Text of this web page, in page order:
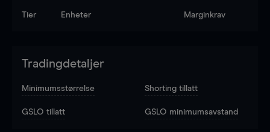
Tier Enheter Marginkrav
Tradingdetaljer
Minimumsstørrelse Shorting tillatt
GSLO tillatt GSLO minimumsavstand